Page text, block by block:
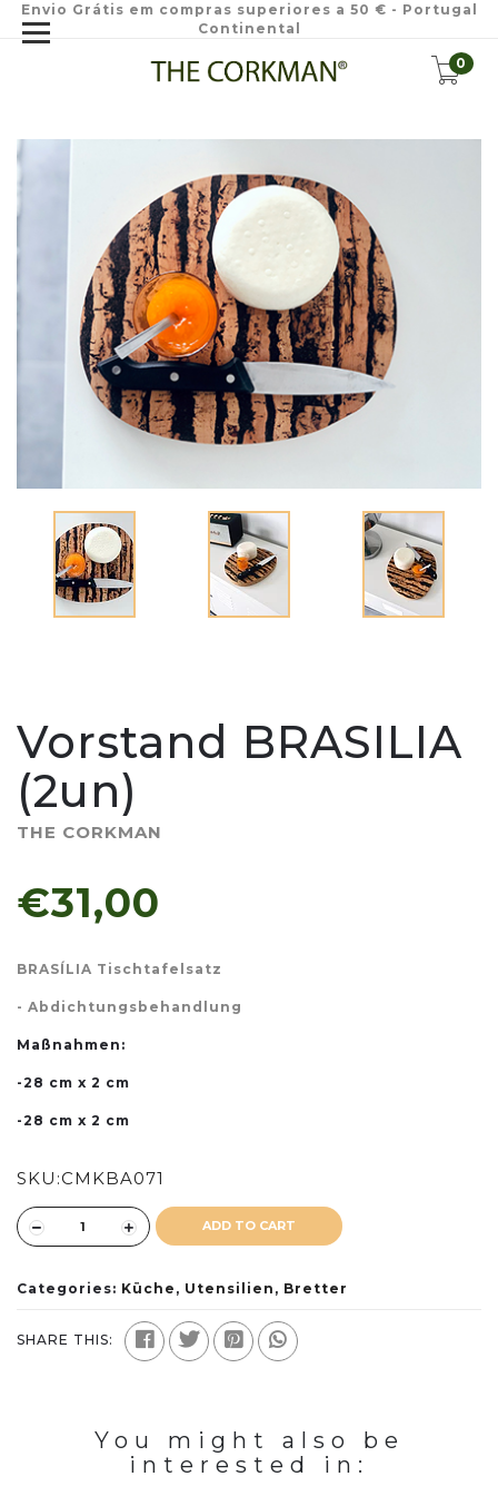
Envio Grátis em compras superiores a 50 € - Portugal
Continental
0
Vorstand BRASILIA
(2un)
THE CORKMAN
€31,00
BRASÍLIA Tischtafelsatz
- Abdichtungsbehandlung
Maßnahmen:
-28 cm x 2 cm
-28 cm x 2 cm
SKU:CMKBA071
ADD TO CART
Categories: Küche , Utensilien , Bretter
SHARE THIS:
You might also be
interested in: